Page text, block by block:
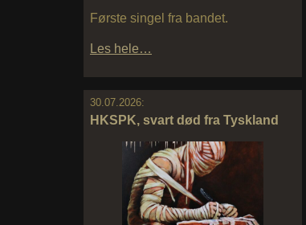
Første singel fra bandet.
Les hele…
30.07.2026:
HKSPK, svart død fra Tyskland